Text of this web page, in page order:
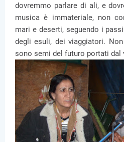
dovremmo parlare di ali, e
musica è immateriale, non
mari e deserti, seguendo i
degli esuli, dei viaggiatori.
sono semi del futuro portati dal